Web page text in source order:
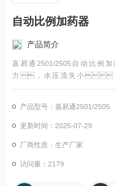
自动比例加药器
产品简介
嘉易通2501/2505自动比例
力，水压流失小
施，用比例泵内的水动
中。
产品型号：嘉易通2501/2505
更新时间：2025-07-29
厂商性质：生产厂家
访问量：2179